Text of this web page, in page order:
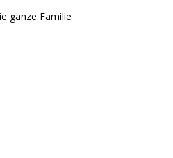
ganze Familie